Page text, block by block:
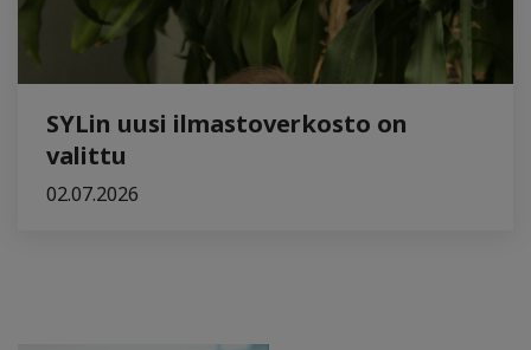
SYLin uusi ilmastoverkosto on
valittu
02.07.2026